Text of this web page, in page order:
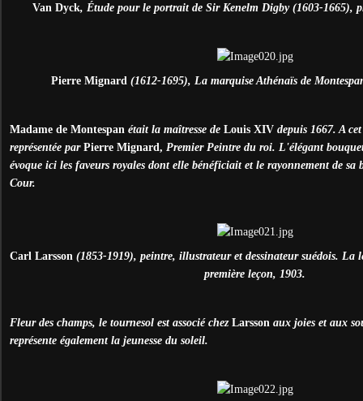
Van Dyck, Étude pour le portrait de Sir Kenelm Digby (1603-1665),
Pierre Mignard (1612-1695), La marquise Athénaïs de
Madame de Montespan était la maîtresse de Louis XIV depuis 1667. A
représentée par Pierre Mignard, Premier Peintre du roi. L'élégant
évoque ici les faveurs royales dont elle bénéficiait et le rayonnement de sa
Cour.
Carl Larsson (1853-1919), peintre, illustrateur et dessinateur suédois. La
première leçon, 1903.
Fleur des champs, le tournesol est associé chez Larsson aux joies et aux
représente également la jeunesse du soleil.